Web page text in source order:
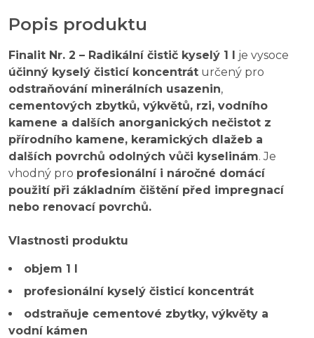
Popis produktu
Finalit Nr. 2 – Radikální čistič kyselý 1 l je vysoce
účinný kyselý čisticí koncentrát určený pro
odstraňování minerálních usazenin,
cementových zbytků, výkvětů, rzi, vodního
kamene a dalších anorganických nečistot z
přírodního kamene, keramických dlažeb a
dalších povrchů odolných vůči kyselinám. Je
vhodný pro profesionální i náročné domácí
použití při základním čištění před impregnací
nebo renovací povrchů.
Vlastnosti produktu
objem 1 l
profesionální kyselý čisticí koncentrát
odstraňuje cementové zbytky, výkvěty a
vodní kámen